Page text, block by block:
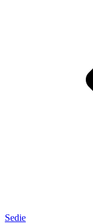
Sedie